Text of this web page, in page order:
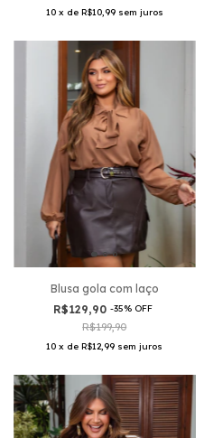
10 x de R$10,99 sem juros
Blusa gola com laço
R$129,90 -35% OFF
R$199,90
10 x deR$12,99 sem juros